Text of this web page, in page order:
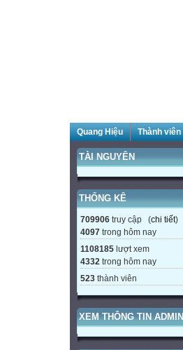
Quang Hiệu Thành viên
TÀI NGUYÊN
THỐNG KÊ
709906 truy cập (chi tiết)
4097 trong hôm nay
1108185 lượt xem
4332 trong hôm nay
523 thành viên
XEM THÔNG TIN ADMIN